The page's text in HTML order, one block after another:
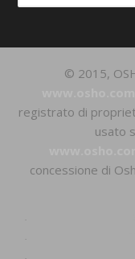
© 2015,
registrato di
usato
concessione di